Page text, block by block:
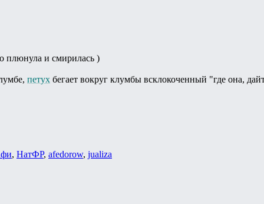
плюнула и смирилась )
петух бегает вокруг клумбы всклокоченный "где она,
, НатФР, afedorow, jualiza